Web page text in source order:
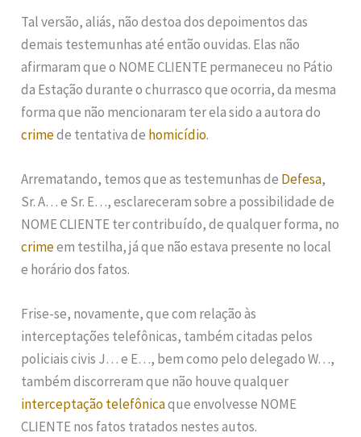
Tal versão, aliás, não destoa dos depoimentos das
demais testemunhas até então ouvidas. Elas não
afirmaram que o NOME CLIENTE permaneceu no Pátio
da Estação durante o churrasco que ocorria, da mesma
forma que não mencionaram ter ela sido a autora do
crimede tentativa de homicídio.
Arrematando, temos que as testemunhas de Defesa,
Sr. A… e Sr. E…, esclareceram sobre a possibilidade de
NOME CLIENTE ter contribuído, de qualquer forma, no
crimeem testilha, já que não estava presente no local
e horário dos fatos.
Frise-se, novamente, que com relação às
interceptações telefônicas, também citadas pelos
policiais civis J… e E…, bem como pelo delegado W…,
também discorreram que não houve qualquer
interceptação telefônicaque envolvesse NOME
CLIENTE nos fatos tratados nestes autos.